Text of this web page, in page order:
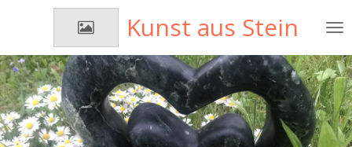
springen
Kunst aus Stein